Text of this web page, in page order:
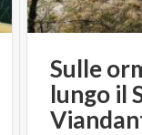
Sulle
lungo il